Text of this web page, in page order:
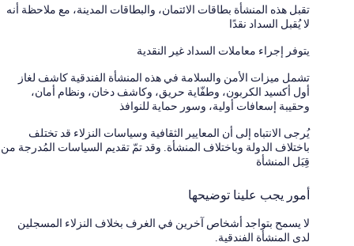
تقبل هذه المنشأة بطاقات الائتمان، والبطاقات المدينة، مع ملاحظة أنه
لا يُقبل السداد نقدًا
يتوفر إجراء معاملات السداد غير النقدية
تشمل ميزات الأمن والسلامة في هذه المنشأة الفندقية كاشف لغاز
أول أكسيد الكربون، وطفّاية حريق، وكاشف دخان، ونظام أمان،
وحقيبة إسعافات أولية، وسور حماية للنوافذ
يُرجى الانتباه إلى أن المعايير الثقافية وسياسات النزلاء قد تختلف
باختلاف الدولة وباختلاف المنشأة. وقد تمّ تقديم السياسات المُدرجة من
قِبَل المنشأة
أمور يجب علينا توضيحها
لا يسمح بتواجد أشخاص آخرين في الغرف بخلاف النزلاء المسجلين
لدى المنشأة الفندقية.